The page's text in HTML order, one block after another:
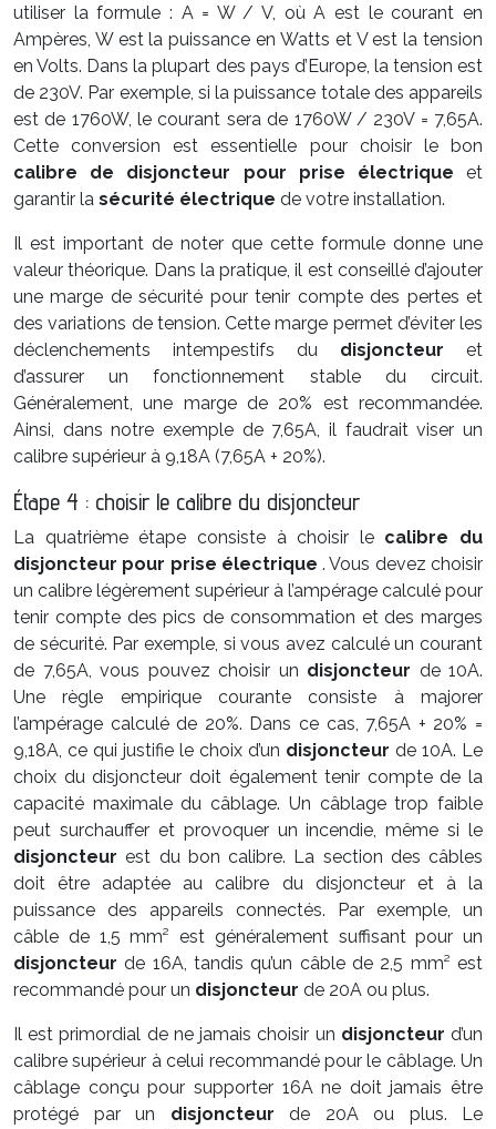
utiliser la formule : A = W / V, où A est le courant en
Ampères, W est la puissance en Watts et V est la tension
en Volts. Dans la plupart des pays d’Europe, la tension est
de 230V. Par exemple, si la puissance totale des appareils
est de 1760W, le courant sera de 1760W / 230V = 7,65A.
Cette conversion est essentielle pour choisir le bon
calibre de disjoncteur pour prise électrique et
garantir la sécurité électrique de votre installation.
Il est important de noter que cette formule donne une
valeur théorique. Dans la pratique, il est conseillé d’ajouter
une marge de sécurité pour tenir compte des pertes et
des variations de tension. Cette marge permet d’éviter les
déclenchements intempestifs du disjoncteur et
d’assurer un fonctionnement stable du circuit.
Généralement, une marge de 20% est recommandée.
Ainsi, dans notre exemple de 7,65A, il faudrait viser un
calibre supérieur à 9,18A (7,65A + 20%).
Étape 4 : choisir le calibre du disjoncteur
La quatrième étape consiste à choisir le calibre du
disjoncteur pour prise électrique. Vous devez choisir
un calibre légèrement supérieur à l’ampérage calculé pour
tenir compte des pics de consommation et des marges
de sécurité. Par exemple, si vous avez calculé un courant
de 7,65A, vous pouvez choisir un disjoncteur de 10A.
Une règle empirique courante consiste à majorer
l’ampérage calculé de 20%. Dans ce cas, 7,65A + 20% =
9,18A, ce qui justifie le choix d’un disjoncteur de 10A. Le
choix du disjoncteur doit également tenir compte de la
capacité maximale du câblage. Un câblage trop faible
peut surchauffer et provoquer un incendie, même si le
disjoncteurest du bon calibre. La section des câbles
doit être adaptée au calibre du disjoncteur et à la
puissance des appareils connectés. Par exemple, un
câble de 1,5 mm² est généralement suffisant pour un
disjoncteurde 16A, tandis qu’un câble de 2,5 mm² est
recommandé pour un disjoncteur de 20A ou plus.
Il est primordial de ne jamais choisir un disjoncteurd’un
calibre supérieur à celui recommandé pour le câblage. Un
câblage conçu pour supporter 16A ne doit jamais être
protégé par un disjoncteur de 20A ou plus. Le